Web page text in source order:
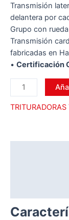
Transmisión
delantera por
Grupo con
Transmisión
fabricadas en
• Certificación
TRITURADORAS